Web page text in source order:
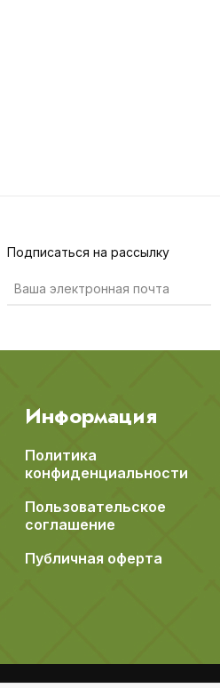
Подписаться на рассылку
Информация
Политика
конфиденциальности
Пользовательское
соглашение
Публичная оферта